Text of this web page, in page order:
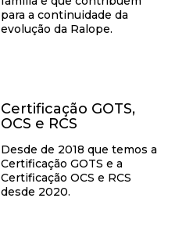
para a continuidade da
evolução da Ralope.
Certificação GOTS,
OCS e RCS
Desde de 2018 que temos a
Certificação GOTS e a
Certificação OCS e RCS
desde 2020.